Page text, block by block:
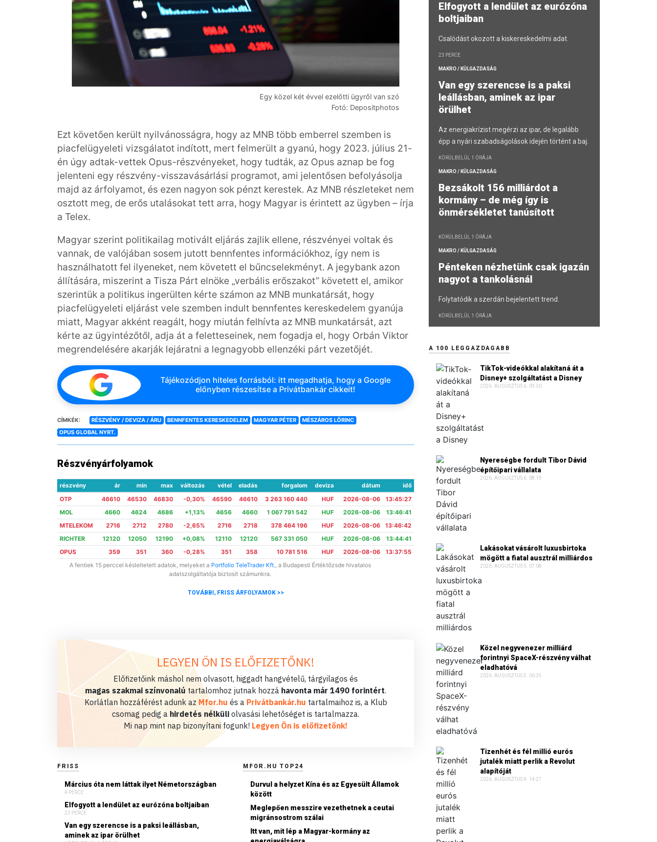
Egy közel két évvel ezelőtti ügyről van szó
Fotó: Depositphotos
Ezt követően került nyilvánosságra, hogy az MNB több emberrel szemben is
piacfelügyeleti vizsgálatot indított, mert felmerült a gyanú, hogy 2023. július 21-
én úgy adtak-vettek Opus-részvényeket, hogy tudták, az Opus aznap be fog
jelenteni egy részvény-visszavásárlási programot, ami jelentősen befolyásolja
majd az árfolyamot, és ezen nagyon sok pénzt kerestek. Az MNB részleteket nem
osztott meg, de erős utalásokat tett arra, hogy Magyar is érintett az ügyben – írja
a Telex.
Magyar szerint politikailag motivált eljárás zajlik ellene, részvényei voltak és
vannak, de valójában sosem jutott bennfentes információkhoz, így nem is
használhatott fel ilyeneket, nem követett el bűncselekményt. A jegybank azon
állítására, miszerint a Tisza Párt elnöke „verbális erőszakot” követett el, amikor
szerintük a politikus ingerülten kérte számon az MNB munkatársát, hogy
piacfelügyeleti eljárást vele szemben indult bennfentes kereskedelem gyanúja
miatt, Magyar akként reagált, hogy miután felhívta az MNB munkatársát, azt
kérte az ügyintézőtől, adja át a feletteseinek, nem fogadja el, hogy Orbán Viktor
megrendelésére akarják lejáratni a legnagyobb ellenzéki párt vezetőjét.
Tájékozódjon hiteles forrásból: itt megadhatja, hogy a Google
előnyben részesítse a Privátbankár cikkeit!
CÍMKÉK: RÉSZVÉNY / DEVIZA / ÁRU BENNFENTES KERESKEDELEM MAGYAR PÉTER
MÉSZÁROS LŐRINC
OPUS GLOBAL NYRT.
Részvényárfolyamok
részvény ár min max változás vétel eladás forgalom deviza dátum
idő
OTP
46610 46530 46830 -0,30% 46590 46610 3 263 160 440 HUF 2026-08-06
13:45:27
MOL
4660 4624 4686 +1,13% 4656 4660 1 067 791 542 HUF 2026-08-06
13:46:41
MTELEKOM
2716 2712 2780 -2,65% 2716 2718 378 464 196 HUF 2026-08-06
13:46:42
RICHTER
12120 12050 12190 +0,08% 12110 12120 567 331 050 HUF 2026-08-06
13:44:41
OPUS
359 351 360 -0,28% 351 358 10 781 516 HUF 2026-08-06
13:37:55
A fentiek 15 perccel késleltetett adatok, melyeket a Portfolio TeleTrader Kft. , a Budapesti Értéktőzsde hivatalos
adatszolgáltatója biztosít számunkra.
TOVÁBBI, FRISS ÁRFOLYAMOK >>
LEGYEN ÖN IS ELŐFIZETŐNK!
Előfizetőink máshol nem olvasott, higgadt hangvételű, tárgyilagos és
magas szakmai színvonalú tartalomhoz jutnak hozzá havonta már 1490 forintért.
Korlátlan hozzáférést adunk az Mfor.hu és a Privátbankár.hu tartalmaihoz is, a Klub
csomag pedig a hirdetés nélküli olvasási lehetőséget is tartalmazza.
Mi nap mint nap bizonyítani fogunk! Legyen Ön is előfizetőnk!
FRISS
Március óta nem láttak ilyet Németországban
4 PERCE
Elfogyott a lendület az eurózóna boltjaiban
23 PERCE
Van egy szerencse is a paksi leállásban,
aminek az ipar örülhet
MFOR.HU TOP24
Durvul a helyzet Kína és az Egyesült Államok
között
Meglepően messzire vezethetnek a ceutai
migránsostrom szálai
Itt van, mit lép a Magyar-kormány az
Elfogyott a lendület az eurózóna
boltjaiban
Csalódást okozott a kiskereskedelmi adat.
23 PERCE
MAKRO / KÜLGAZDASÁG
Van egy szerencse is a paksi
leállásban, aminek az ipar
örülhet
Az energiakrízist megérzi az ipar, de legalább
épp a nyári szabadságolások idején történt a baj.
KÖRÜLBELÜL 1 ÓRÁJA
MAKRO / KÜLGAZDASÁG
Bezsákolt 156 milliárdot a
kormány – de még így is
önmérsékletet tanúsított
KÖRÜLBELÜL 1 ÓRÁJA
MAKRO / KÜLGAZDASÁG
Pénteken nézhetünk csak igazán
nagyot a tankolásnál
Folytatódik a szerdán bejelentett trend.
KÖRÜLBELÜL 1 ÓRÁJA
A 100 LEGGAZDAGABB
TikTok-videókkal alakítaná át a
Disney+ szolgáltatást a Disney
2026. AUGUSZTUS 6. 09:30
Nyereségbe fordult Tibor Dávid
építőipari vállalata
2026. AUGUSZTUS 6. 08:19
Lakásokat vásárolt luxusbirtoka
mögött a fiatal ausztrál milliárdos
2026. AUGUSZTUS 5. 07:08
Közel negyvenezer milliárd
forintnyi SpaceX-részvény válhat
eladhatóvá
2026. AUGUSZTUS 5. 06:35
Tizenhét és fél millió eurós
jutalék miatt perlik a Revolut
alapítóját
2026. AUGUSZTUS 4. 14:27